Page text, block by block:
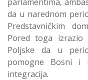
da u narednom
Predstavničkim
Pored toga izrazio
Poljske da u
pomogne Bosni i
integracija.